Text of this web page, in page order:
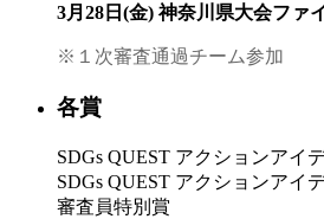
3月28日(金) 神奈川県大会ファ
※１次審査通過チーム参加
各賞
SDGs QUEST アクションアイ
SDGs QUEST アクションアイ
審査員特別賞